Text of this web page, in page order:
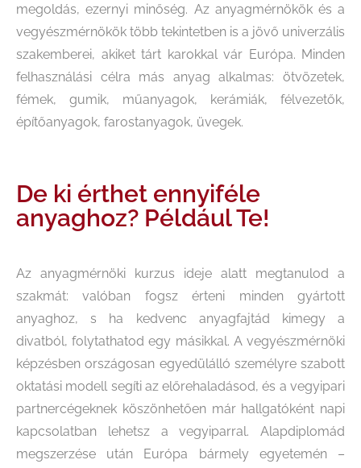
megoldás, ezernyi minőség. Az anyagmérnökök és a
vegyészmérnökök több tekintetben is a jövő univerzális
szakemberei, akiket tárt karokkal vár Európa. Minden
felhasználási célra más anyag alkalmas: ötvözetek,
fémek, gumik, műanyagok, kerámiák, félvezetők,
építőanyagok, farostanyagok, üvegek.
De ki érthet ennyiféle
anyaghoz? Például Te!
Az anyagmérnöki kurzus ideje alatt megtanulod a
szakmát: valóban fogsz érteni minden gyártott
anyaghoz, s ha kedvenc anyagfajtád kimegy a
divatból, folytathatod egy másikkal. A vegyészmérnöki
képzésben országosan egyedülálló személyre szabott
oktatási modell segíti az előrehaladásod, és a vegyipari
partnercégeknek köszönhetően már hallgatóként napi
kapcsolatban lehetsz a vegyiparral. Alapdiplomád
megszerzése után Európa bármely egyetemén –